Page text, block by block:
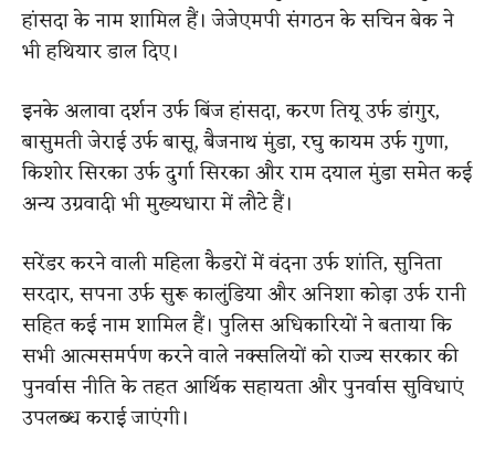
हांसदा के नाम शामिल हैं। जेजेएमपी संगठन के सचिन बेक ने
भी हथियार डाल दिए।
इनके अलावा दर्शन उर्फ बिंज हांसदा, करण तियू उर्फ डांगुर,
बासुमती जेराई उर्फ बासू, बैजनाथ मुंडा, रघु कायम उर्फ गुणा,
किशोर सिरका उर्फ दुर्गा सिरका और राम दयाल मुंडा समेत कई
अन्य उग्रवादी भी मुख्यधारा में लौटे हैं।
सरेंडर करने वाली महिला कैडरों में वंदना उर्फ शांति, सुनिता
सरदार, सपना उर्फ सुरू कालुंडिया और अनिशा कोड़ा उर्फ रानी
सहित कई नाम शामिल हैं। पुलिस अधिकारियों ने बताया कि
सभी आत्मसमर्पण करने वाले नक्सलियों को राज्य सरकार की
पुनर्वास नीति के तहत आर्थिक सहायता और पुनर्वास सुविधाएं
उपलब्ध कराई जाएंगी।